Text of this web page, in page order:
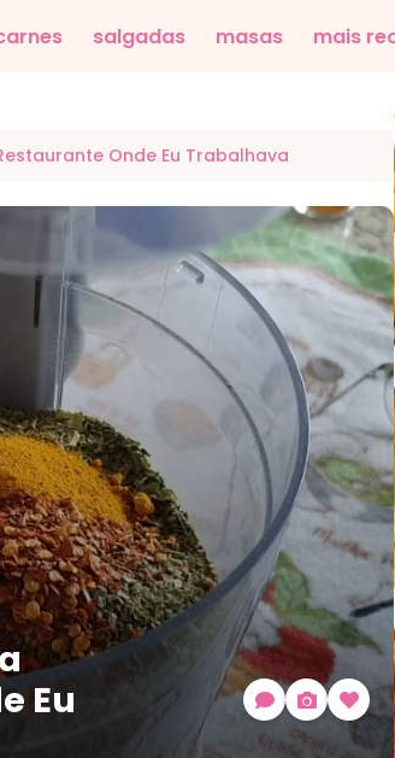
salgadas masas mais
Onde Eu Trabalhava
Eu